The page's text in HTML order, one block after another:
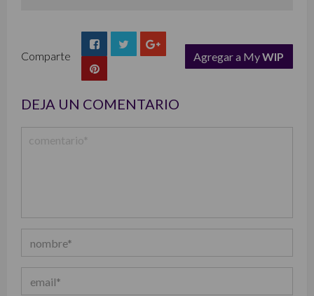
Comparte Agregar a MyWIP
DEJA UN COMENTARIO